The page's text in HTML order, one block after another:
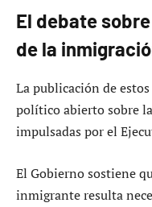
El debate
de la
La publicación de
político abierto sobre
impulsadas por el
El Gobierno sostiene
inmigrante resulta